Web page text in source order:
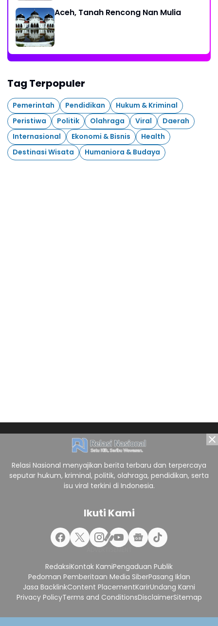
Aceh, Tanah Rencong Nan Mulia
Tag Terpopuler
Pemerintah Pendidikan
Hukum & Kriminal
Peristiwa
Politik Olahraga Viral
Daerah
Internasional
Ekonomi & Bisnis
Health
Destinasi Wisata
Humaniora & Budaya
Relasi Nasional menyajikan berita terbaru dan terpercaya
seputar hukum, kriminal, politik, olahraga, pendidikan, serta
isu viral terkini di Indonesia.
Ikuti Kami
RedaksiKontak KamiPengaduan Publik
Pedoman Pemberitaan Media SiberPasang Iklan
Jasa BacklinkContent PlacementKarirUndang Kami
Privacy PolicyTerms and ConditionsDisclaimerSitemap